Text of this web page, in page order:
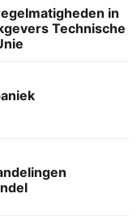
in
Technische